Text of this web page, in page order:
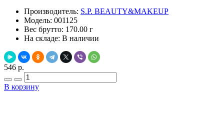
Производитель: S.P. BEAUTY&MAKEUP
Модель: 001125
Вес брутто: 170.00 г
На складе: В наличии
546 р.
В корзину